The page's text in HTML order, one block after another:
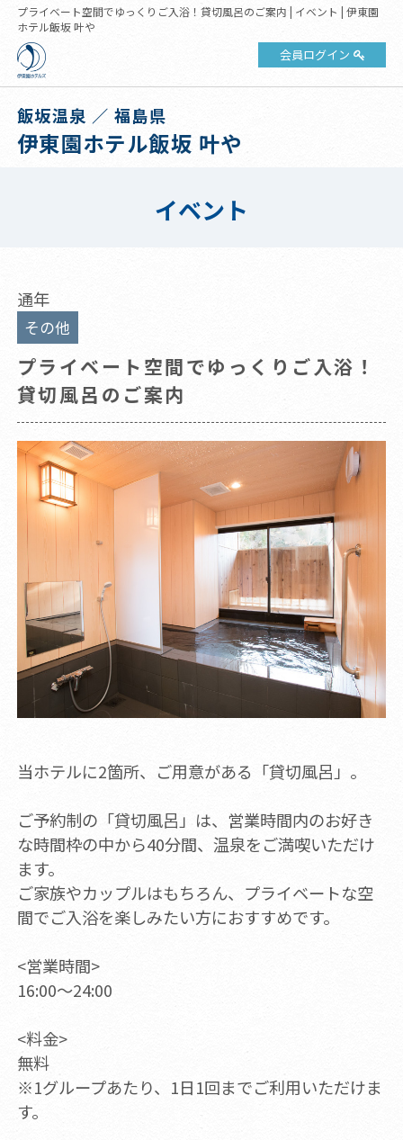
プライベート空間でゆっくりご入浴！貸切風呂のご案内 | イベント | 伊東園
ホテル飯坂 叶や
会員ログイン
飯坂温泉 ／ 福島県
伊東園ホテル飯坂 叶や
イベント
通年
その他
プライベート空間でゆっくりご入浴！
貸切風呂のご案内
当ホテルに2箇所、ご用意がある「貸切風呂」。
ご予約制の「貸切風呂」は、営業時間内のお好き
な時間枠の中から40分間、温泉をご満喫いただけ
ます。
ご家族やカップルはもちろん、プライベートな空
間でご入浴を楽しみたい方におすすめです。
<営業時間>
16:00～24:00
<料金>
無料
※1グループあたり、1日1回までご利用いただけま
す。